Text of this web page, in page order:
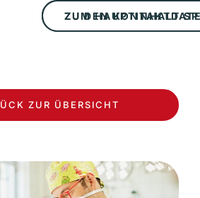
ZUM HAUPTINHALT
ZU DEN
ZUR ÜBERSICHT